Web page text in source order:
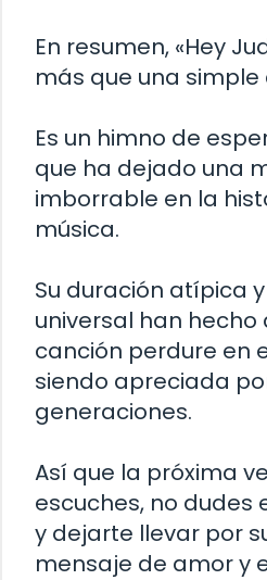
En resumen, «Hey
más que una
Es un himno de
que ha dejado una
imborrable en la
música.
Su duración atípica
universal han hecho
canción perdure en
siendo apreciada
generaciones.
Así que la próxima
escuches, no dudes
y dejarte llevar por
mensaje de amor y